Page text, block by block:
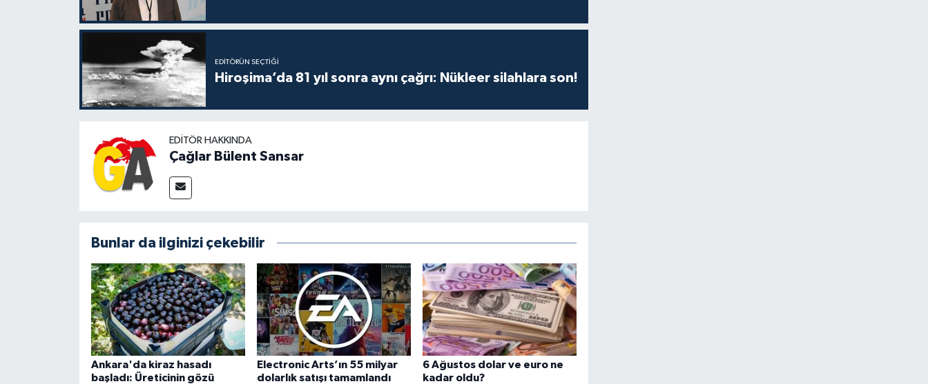
EDITÖRÜN SEÇTIĞI
Hiroşima’da 81 yıl sonra aynı çağrı: Nükleer silahlara son!
EDITÖR HAKKINDA
Çağlar Bülent Sansar
Bunlar da ilginizi çekebilir
Ankara'da kiraz hasadı
başladı: Üreticinin gözü
Electronic Arts’ın 55 milyar
dolarlık satışı tamamlandı
6 Ağustos dolar ve euro ne
kadar oldu?